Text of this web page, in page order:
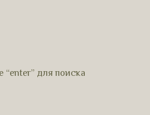
“enter” для поиска